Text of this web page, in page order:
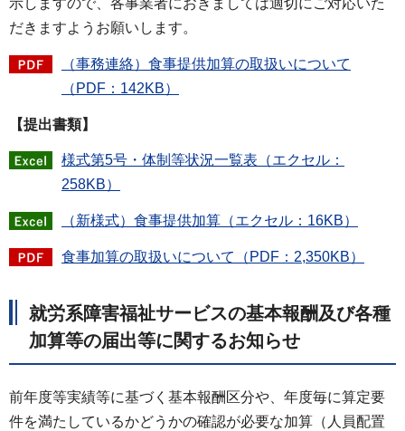
示しますので、各事業者におきましては適切にご対応いた
だきますようお願いします。
（事務連絡）食事提供加算の取扱いについて
（PDF：142KB）
【提出書類】
様式第5号・体制等状況一覧表（エクセル：
258KB）
（新様式）食事提供加算（エクセル：16KB）
食事加算の取扱いについて（PDF：2,350KB）
就労系障害福祉サービスの基本報酬及び各種
加算等の届出等に関するお知らせ
前年度等実績等に基づく基本報酬区分や、年度毎に算定要
件を満たしているかどうかの確認が必要な加算（人員配置